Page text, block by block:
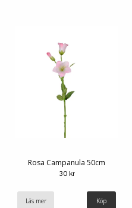
Rosa Campanula 50cm
30 kr
Läs mer